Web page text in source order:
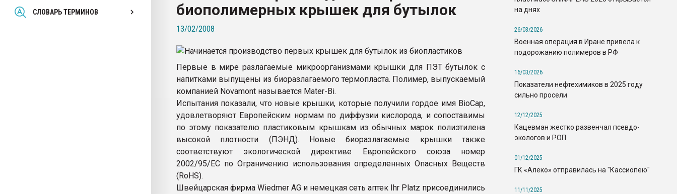
СЛОВАРЬ ТЕРМИНОВ
Всё, что касается выдува ПЭТ
бутылок
ПЕРЕЙТИ НА ФОРУМ
биополимерных крышек для бутылок
13/02/2008
Первые в мире разлагаемые микроорганизмами крышки для ПЭТ бутылок с
напитками выпущены из биоразлагаемого термопласта. Полимер, выпускаемый
компанией Novamont называется Mater-Bi.
Испытания показали, что новые крышки, которые получили гордое имя BioCap,
удовлетворяют Европейским нормам по диффузии кислорода, и сопоставимы
по этому показателю пластиковым крышкам из обычных марок полиэтилена
высокой плотности (ПЭНД). Новые биоразлагаемые крышки также
соответствуют экологической директиве Европейского союза номер
2002/95/EC по Ограничению использования определенных Опасных Веществ
(RoHS).
Швейцарская фирма Wiedmer AG и немецкая сеть аптек Ihr Platz присоединились
на днях
26/03/2026
Военная операция в Иране привела к
подорожанию полимеров в РФ
16/03/2026
Показатели нефтехимиков в 2025 году
сильно просели
12/12/2025
Кацевман жестко развенчал псевдо-
экологов и РОП
01/12/2025
ГК «Алеко» отправилась на "Кассиопею"
11/11/2025